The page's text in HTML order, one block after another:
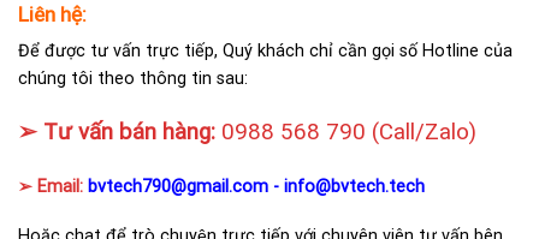
Liên hệ:
Để được tư vấn trực tiếp, Quý khách chỉ cần gọi số Hotline của
chúng tôi theo thông tin sau:
➢ Tư vấn bán hàng: 0988 568 790 (Call/Zalo)
➢ Email: bvtech790@gmail.com - info@bvtech.tech